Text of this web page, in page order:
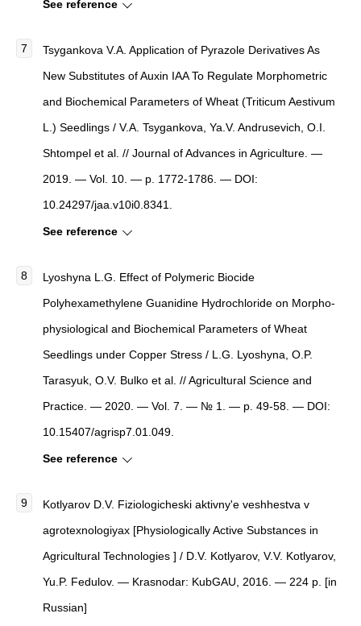
See reference
Tsygankova V.A. Application of Pyrazole Derivatives As
New Substitutes of Auxin IAA To Regulate Morphometric
and Biochemical Parameters of Wheat (Triticum Aestivum
L.) Seedlings / V.A. Tsygankova, Ya.V. Andrusevich, O.I.
Shtompel et al. // Journal of Advances in Agriculture. —
2019. — Vol. 10. — p. 1772-1786. — DOI:
10.24297/jaa.v10i0.8341.
See reference
Lyoshyna L.G. Effect of Polymeric Biocide
Polyhexamethylene Guanidine Hydrochloride on Morpho-
physiological and Biochemical Parameters of Wheat
Seedlings under Copper Stress / L.G. Lyoshyna, O.P.
Tarasyuk, O.V. Bulko et al. // Agricultural Science and
Practice. — 2020. — Vol. 7. — № 1. — p. 49-58. — DOI:
10.15407/agrisp7.01.049.
See reference
Kotlyarov D.V. Fiziologicheski aktivny'e veshhestva v
agrotexnologiyax [Physiologically Active Substances in
Agricultural Technologies ] / D.V. Kotlyarov, V.V. Kotlyarov,
Yu.P. Fedulov. — Krasnodar: KubGAU, 2016. — 224 p. [in
Russian]